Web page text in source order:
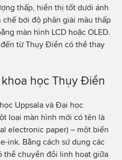
thấp, hiển thị tốt dưới ánh
bởi độ phân giải màu thấp
màn hình LCD hoặc OLED.
từ Thụy Điển có thể thay
học Thụy Điển
Uppsala và Đại học
loại màn hình mới có tên là
electronic paper) – một biến
ink. Bằng cách sử dụng các
thể chuyển đổi linh hoạt giữa